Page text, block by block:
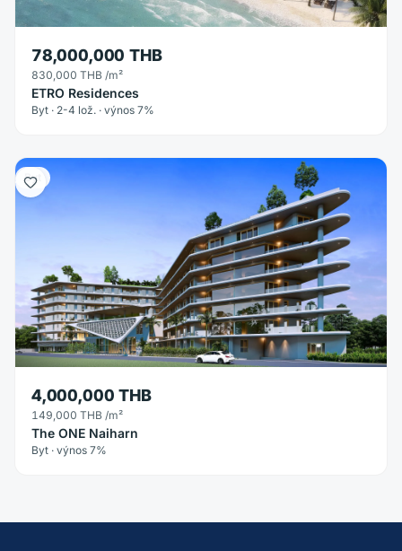
78,000,000 THB
830,000 THB /m²
ETRO Residences
Byt · 2-4 lož. · výnos 7%
Byt
4,000,000 THB
149,000 THB /m²
The ONE Naiharn
Byt · výnos 7%